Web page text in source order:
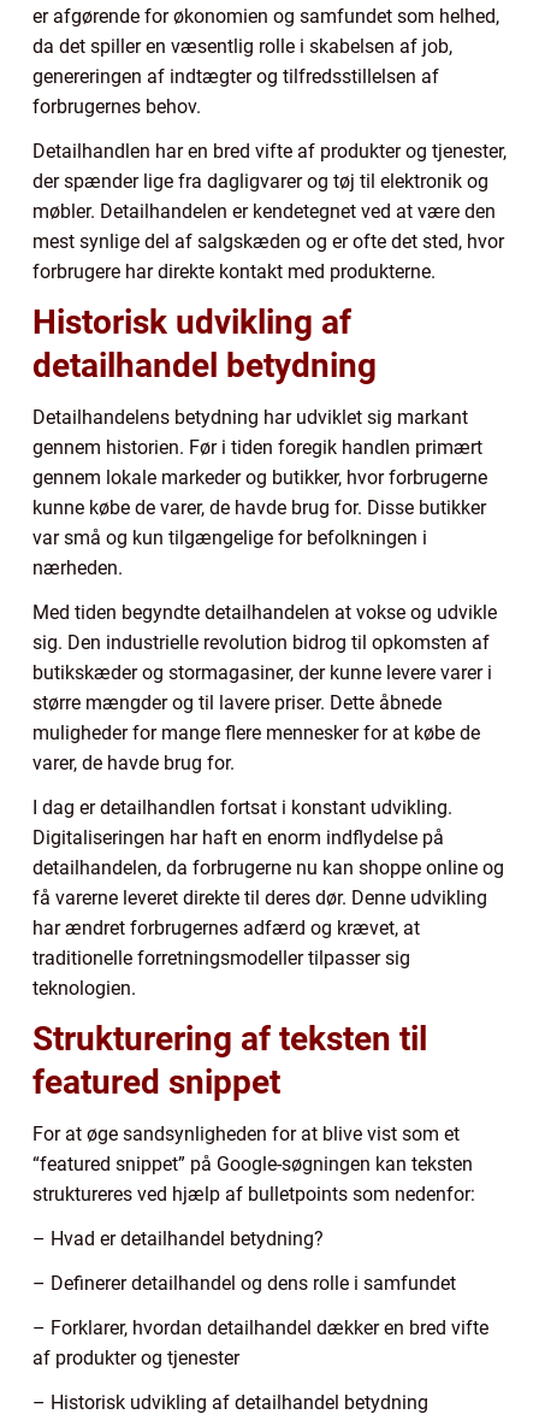
er afgørende for økonomien og samfundet som helhed,
da det spiller en væsentlig rolle i skabelsen af job,
genereringen af indtægter og tilfredsstillelsen af
forbrugernes behov.
Detailhandlen har en bred vifte af produkter og tjenester,
der spænder lige fra dagligvarer og tøj til elektronik og
møbler. Detailhandelen er kendetegnet ved at være den
mest synlige del af salgskæden og er ofte det sted, hvor
forbrugere har direkte kontakt med produkterne.
Historisk udvikling af
detailhandel betydning
Detailhandelens betydning har udviklet sig markant
gennem historien. Før i tiden foregik handlen primært
gennem lokale markeder og butikker, hvor forbrugerne
kunne købe de varer, de havde brug for. Disse butikker
var små og kun tilgængelige for befolkningen i
nærheden.
Med tiden begyndte detailhandelen at vokse og udvikle
sig. Den industrielle revolution bidrog til opkomsten af
butikskæder og stormagasiner, der kunne levere varer i
større mængder og til lavere priser. Dette åbnede
muligheder for mange flere mennesker for at købe de
varer, de havde brug for.
I dag er detailhandlen fortsat i konstant udvikling.
Digitaliseringen har haft en enorm indflydelse på
detailhandelen, da forbrugerne nu kan shoppe online og
få varerne leveret direkte til deres dør. Denne udvikling
har ændret forbrugernes adfærd og krævet, at
traditionelle forretningsmodeller tilpasser sig
teknologien.
Strukturering af teksten til
featured snippet
For at øge sandsynligheden for at blive vist som et
“featured snippet” på Google-søgningen kan teksten
struktureres ved hjælp af bulletpoints som nedenfor:
– Hvad er detailhandel betydning?
– Definerer detailhandel og dens rolle i samfundet
– Forklarer, hvordan detailhandel dækker en bred vifte
af produkter og tjenester
– Historisk udvikling af detailhandel betydning